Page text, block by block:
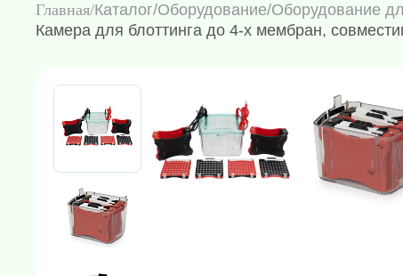
Главная Каталог/Оборудование/Оборудование
Камера для блоттинга до 4-х мембран,